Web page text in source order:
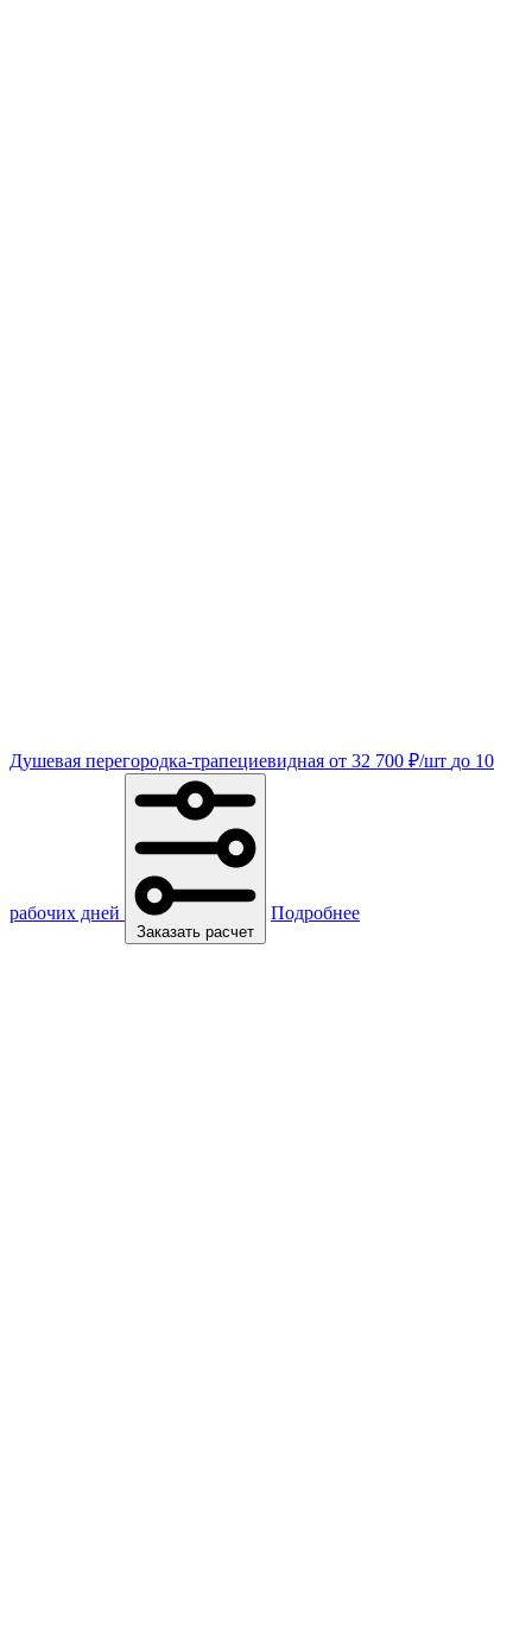
Душевая перегородка-трапециевидная от 32 700 ₽/шт до 10
рабочих дней
Заказать расчет
Подробнее